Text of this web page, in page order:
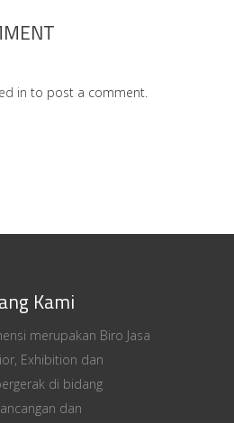
in to post a comment.
Kami
merupakan Biro Jasa
Exhibition dan
di bidang
dan